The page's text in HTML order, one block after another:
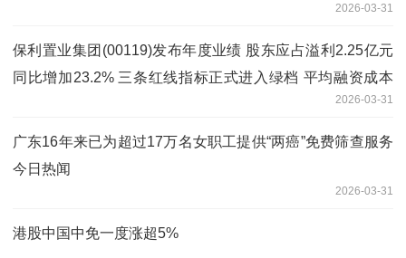
2026-03-31
保利置业集团(00119)发布年度业绩 股东应占溢利2.25亿元
同比增加23.2% 三条红线指标正式进入绿档 平均融资成本
2026-03-31
广东16年来已为超过17万名女职工提供“两癌”免费筛查服务
今日热闻
2026-03-31
港股中国中免一度涨超5%